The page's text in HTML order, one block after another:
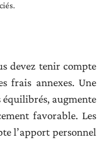
devez tenir compte
frais annexes. Une
équilibrés, augmente
favorable. Les
l’apport personnel